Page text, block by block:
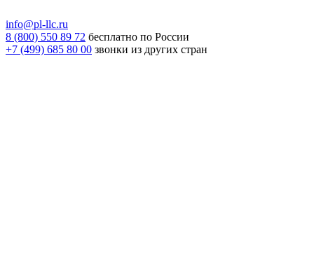
info@pl-llc.ru
8 (800) 550 89 72 бесплатно по России
+7 (499) 685 80 00 звонки из других стран